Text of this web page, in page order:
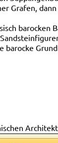
Grafen,
barocken
barocke
weltweit